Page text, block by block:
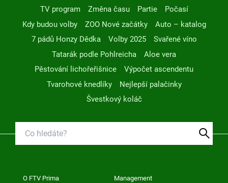
TV program
Změna času Partie
Počasí
Kdy budou volby
ZOO Nové začátky
Auto – katalog
7 pádů Honzy Dědka
Volby 2025
Svařené víno
Tatarák podle Pohlreicha
Aloe vera
Pěstování lichořeřišnice
Výpočet ascendentu
Tvarohové knedlíky
Nejlepší palačinky
Švestkový koláč
O FTV Prima Management